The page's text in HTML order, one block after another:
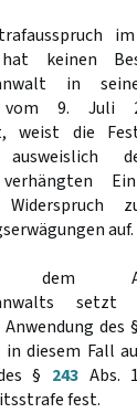
hat keinen
in
vom 9. Juli
weist die
Widerspruch
auf.
dem
des
diesem Fall
§ 243Abs.
fest.